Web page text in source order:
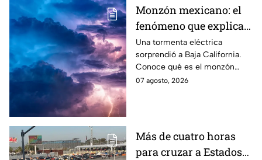
Monzón mexicano: el
fenómeno que explica
la tormenta eléctrica
que sorprendió a Baja
California
Una tormenta eléctrica
sorprendió a Baja California.
Conoce qué es el monzón
mexicano, por qué ocurre y
07 agosto, 2026
Más de cuatro horas
para cruzar a Estados